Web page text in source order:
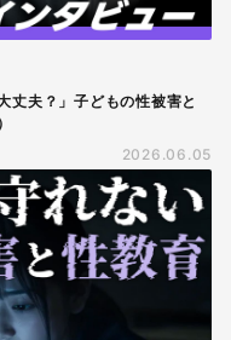
丈夫？」子どもの性被害と
2026.06.05